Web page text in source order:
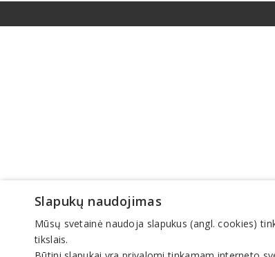
Slapukų naudojimas
Mūsų svetainė naudoja slapukus (angl. cookies)
tikslais.